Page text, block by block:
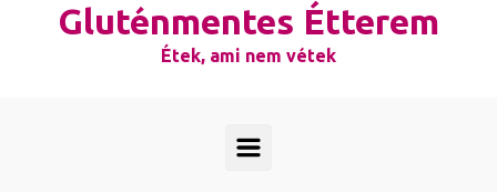
Gluténmentes Étterem
Étek, ami nem vétek